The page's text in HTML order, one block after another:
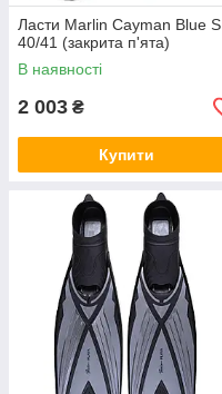
Ласти Marlin Cayman Blue S
40/41 (закрита п'ята)
В наявності
2 003 ₴
Купити